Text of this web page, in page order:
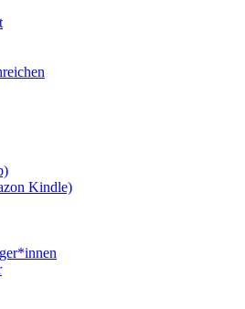
Kindle)